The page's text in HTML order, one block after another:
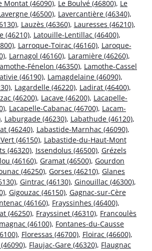
Montat (46090), Le Boulvé (46800), Le
(46500), Lavercantière (46340),
, Lauzès (46360), Lauresses (46210),
(46210), Latouille-Lentillac (46400),
, Larroque-Toirac (46160), Laroque-
, Larnagol (46160), Laramière (46260),
Fénelon (46350), Lamothe-Cassel
(46190), Lamagdelaine (46090),
, Lagardelle (46220), Ladirat (46400),
(46200), Lacave (46200), Lacapelle-
, Lacapelle-Cabanac (46700), Lacam-
, Laburgade (46230), Labathude (46120),
(46240), Labastide-Marnhac (46090),
(46150), Labastide-du-Haut-Mont
(46320), Issendolus (46500), Grézels
(46160), Gramat (46500), Gourdon
(46250), Gorses (46210), Glanes
, Gintrac (46130), Ginouillac (46300),
, Gigouzac (46150), Gagnac-sur-Cère
(46160), Frayssinhes (46400),
(46250), Frayssinet (46310), Francoulès
(46100), Fontanes-du-Causse
, Floressas (46700), Floirac (46600),
, Flaujac-Gare (46320), Flaugnac